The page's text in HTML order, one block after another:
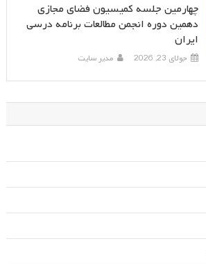
چهارمین جلسه کمیسیون فضای مجازی
دهمین دوره انجمن مطالعات برنامه درسی
ایران
جولای 23, 2026 مدیر سایت